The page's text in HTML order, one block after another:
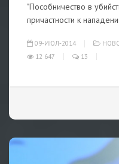
"Пособничество в
причастности к
09-ИЮЛ-2014
12 647
13